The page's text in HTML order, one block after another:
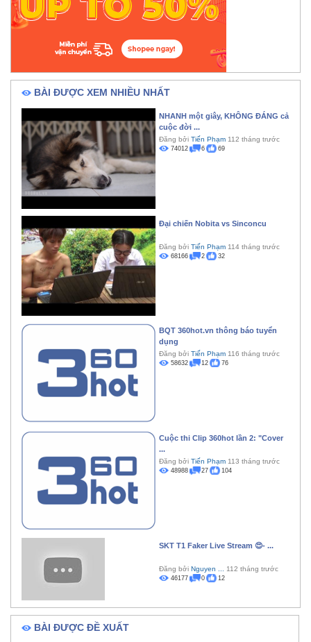
BÀI ĐƯỢC XEM NHIỀU NHẤT
NHANH một giây, KHÔNG ĐÁNG cả
cuộc đời ...
Đăng bởi Tiến Phạm 112 tháng trước
74012 6 69
Đại chiến Nobita vs Sinconcu
Đăng bởi Tiến Phạm 114 tháng trước
68166 2 32
BQT 360hot.vn thông báo tuyển
dụng
Đăng bởi Tiến Phạm 116 tháng trước
58632 12 76
Cuộc thi Clip 360hot lần 2: "Cover
...
Đăng bởi Tiến Phạm 113 tháng trước
48988 27 104
SKT T1 Faker Live Stream 😍- ...
Đăng bởi Nguyen ... 112 tháng trước
46177 0 12
BÀI ĐƯỢC ĐỀ XUẤT